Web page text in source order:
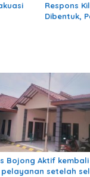
Respons
Dibentuk,
Bojong Aktif kembali
setelah